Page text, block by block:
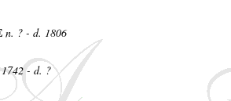
n. ? - d. 1806
- d. ?